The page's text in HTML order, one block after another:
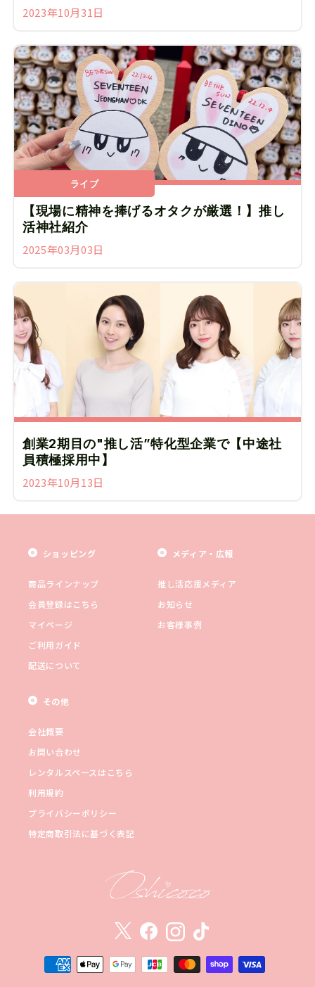
2023年10月31日
ライブ
【現場に精神を捧げるオタクが厳選！】推し
活神社紹介
2025年03月03日
創業2期目の"推し活”特化型企業で【中途社
員積極採用中】
2023年10月13日
ショッピング
商品ラインナップ
会員登録はこちら
マイページ
ご利用ガイド
配送について
メディア・広報
推し活応援メディア
お知らせ
お客様事例
その他
会社概要
お問い合わせ
レンタルスペースはこちら
利用規約
プライバシーポリシー
特定商取引法に基づく表記